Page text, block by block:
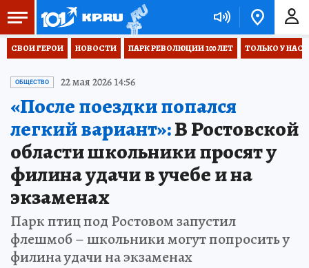
СВОИ ГЕРОИ НОВОСТИ ПАРК РЕВОЛЮЦИИ 100 ЛЕТ ТОЛЬКО У НАС
ОБЩЕСТВО 22 мая 2026 14:56
«После поездки попался
легкий вариант»:В Ростовской
области школьники просят у
филина удачи в учебе и на
экзаменах
Парк птиц под Ростовом запустил
флешмоб – школьники могут попросить у
филина удачи на экзаменах